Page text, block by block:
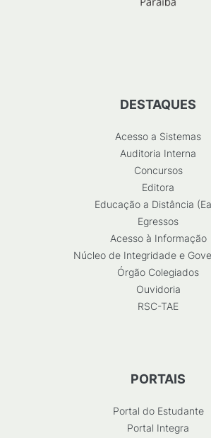
DESTAQUES
Acesso a Sistemas
Auditoria Interna
Concursos
Editora
Educação a Distância
Egressos
Acesso à Informação
Núcleo de Integridade e
Órgão Colegiados
Ouvidoria
RSC-TAE
PORTAIS
Portal do Estudante
Portal Integra